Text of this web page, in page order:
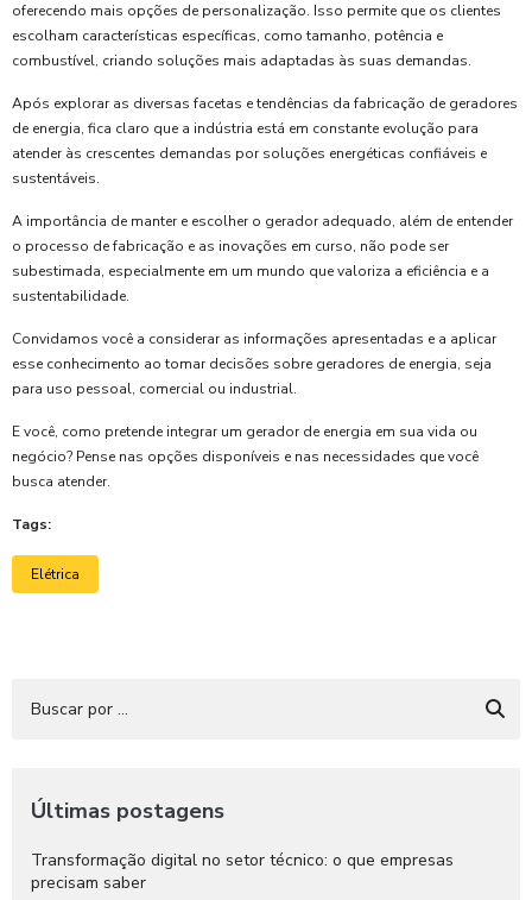
oferecendo mais opções de personalização. Isso permite que os clientes
escolham características específicas, como tamanho, potência e
combustível, criando soluções mais adaptadas às suas demandas.
Após explorar as diversas facetas e tendências da fabricação de geradores
de energia, fica claro que a indústria está em constante evolução para
atender às crescentes demandas por soluções energéticas confiáveis e
sustentáveis.
A importância de manter e escolher o gerador adequado, além de entender
o processo de fabricação e as inovações em curso, não pode ser
subestimada, especialmente em um mundo que valoriza a eficiência e a
sustentabilidade.
Convidamos você a considerar as informações apresentadas e a aplicar
esse conhecimento ao tomar decisões sobre geradores de energia, seja
para uso pessoal, comercial ou industrial.
E você, como pretende integrar um gerador de energia em sua vida ou
negócio? Pense nas opções disponíveis e nas necessidades que você
busca atender.
Tags:
Elétrica
Últimas postagens
Transformação digital no setor técnico: o que empresas
precisam saber